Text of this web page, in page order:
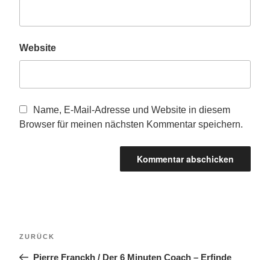
Website
Name, E-Mail-Adresse und Website in diesem
Browser für meinen nächsten Kommentar speichern.
Vorheriger
ZURÜCK
Pierre Franckh / Der 6 Minuten Coach – Erfinde